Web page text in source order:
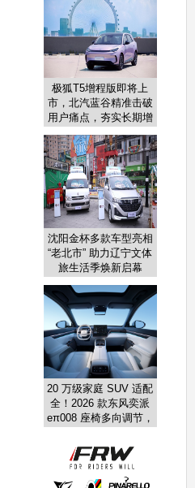
极狐T5增程版即将上
市，北汽蓝谷精准击破
用户痛点，夯实长期增
长基础
沈阳金杯多款车型亮相
“老北市” 助力辽宁文体
旅生活季焕新启幕
20 万级家庭 SUV 适配
全！2026 款东风奕派
eπ008 座椅多向调节，
得稳